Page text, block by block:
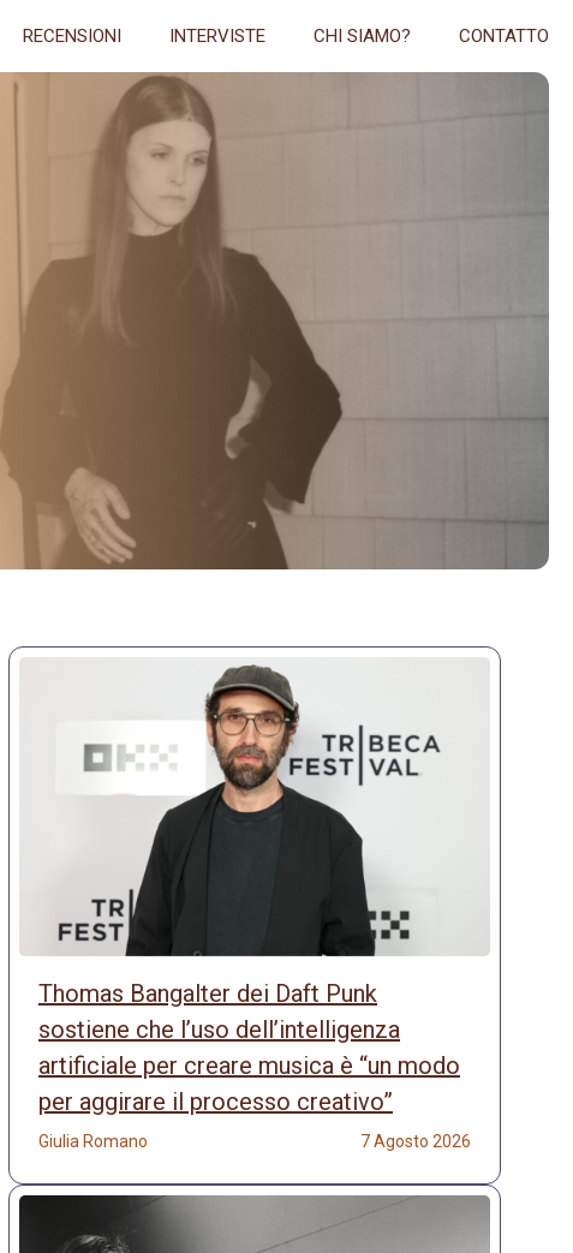
RECENSIONI INTERVISTE CHI SIAMO? CONTATTO
Thomas Bangalter dei Daft Punk
sostiene che l’uso dell’intelligenza
artificiale per creare musica è “un modo
per aggirare il processo creativo”
Giulia Romano 7 Agosto 2026